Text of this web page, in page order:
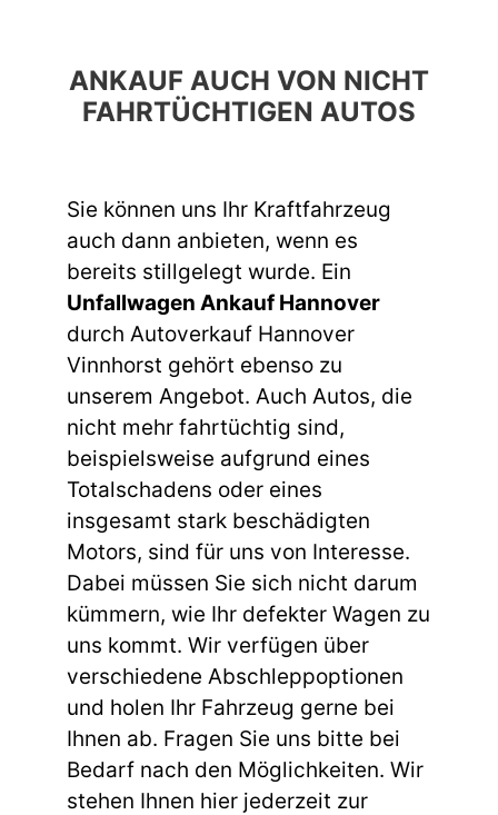
ANKAUF AUCH VON NICHT
FAHRTÜCHTIGEN AUTOS
Sie können uns Ihr Kraftfahrzeug
auch dann anbieten, wenn es
bereits stillgelegt wurde. Ein
Unfallwagen Ankauf Hannover
durch Autoverkauf Hannover
Vinnhorst gehört ebenso zu
unserem Angebot. Auch Autos, die
nicht mehr fahrtüchtig sind,
beispielsweise aufgrund eines
Totalschadens oder eines
insgesamt stark beschädigten
Motors, sind für uns von Interesse.
Dabei müssen Sie sich nicht darum
kümmern, wie Ihr defekter Wagen zu
uns kommt. Wir verfügen über
verschiedene Abschleppoptionen
und holen Ihr Fahrzeug gerne bei
Ihnen ab. Fragen Sie uns bitte bei
Bedarf nach den Möglichkeiten. Wir
stehen Ihnen hier jederzeit zur